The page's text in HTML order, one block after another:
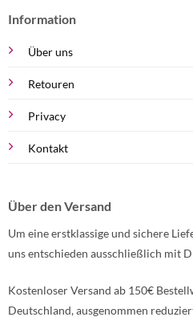
Information
Über uns
Retouren
Privacy
Kontakt
Über den Versand
Um eine erstklassige und sichere
uns entschieden ausschließlich mit
Kostenloser Versand ab 150€
Deutschland, ausgenommen